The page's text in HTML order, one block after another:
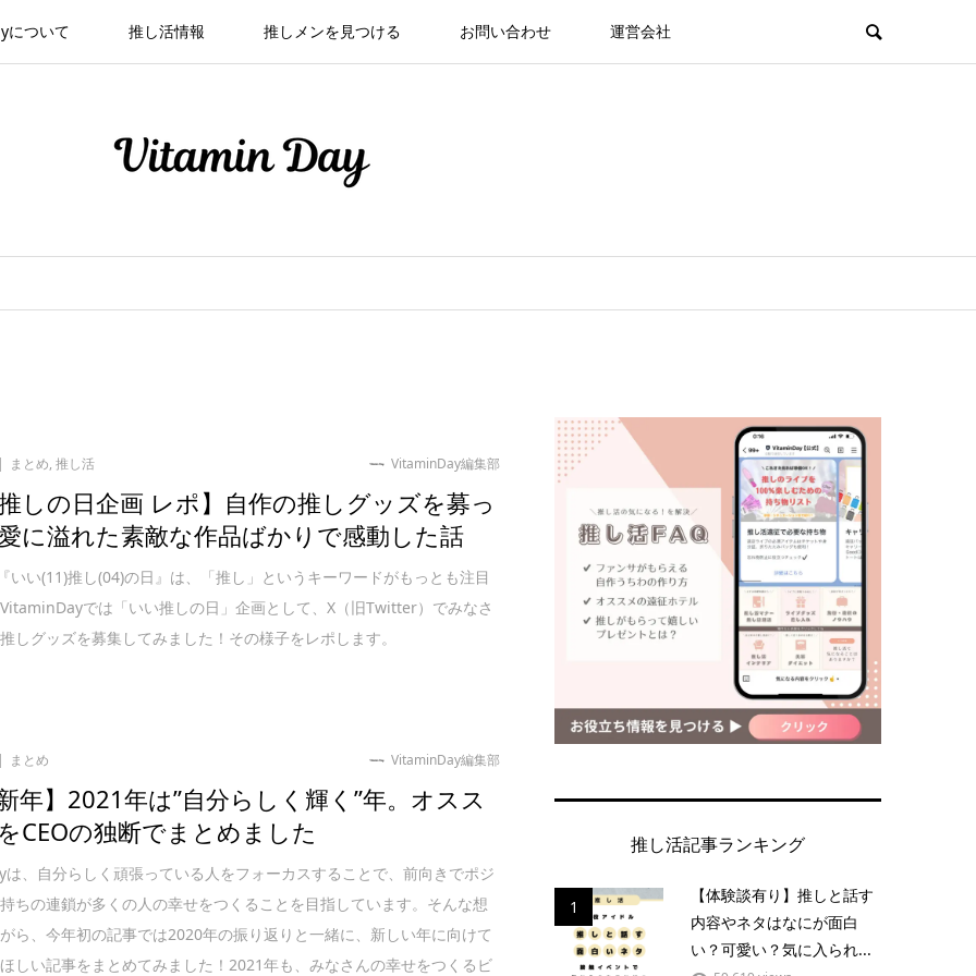
について 推し活情報 推しメンを見つける お問い合わせ 運営会社
まとめ,推し活 VitaminDay編集部
しの日企画 レポ】自作の推しグッズを募っ
に溢れた素敵な作品ばかりで感動した話
いい(11)推し(04)の日』は、「推し」というキーワードがもっとも注目
では「いい推しの日」企画として、X（旧Twitter）でみなさ
しグッズを募集してみました！その様子をレポします。
まとめ VitaminDay編集部
年】2021年は”自分らしく輝く”年。オスス
CEOの独断でまとめました
、自分らしく頑張っている人をフォーカスすることで、前向きでポジ
ちの連鎖が多くの人の幸せをつくることを目指しています。そんな想
ら、今年初の記事では2020年の振り返りと一緒に、新しい年に向けて
しい記事をまとめてみました！2021年も、みなさんの幸せをつくるビ
推し活記事ランキング
1
【体験談有り】推しと話す
内容やネタはなにが面白
い？可愛い？気に入られ...